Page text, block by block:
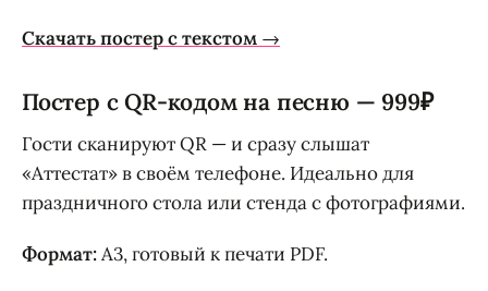
Скачать постер с текстом →
Постер с QR-кодом на песню — 999₽
Гости сканируют QR — и сразу слышат
«Аттестат» в своём телефоне. Идеально для
праздничного стола или стенда с фотографиями.
Формат:A3, готовый к печати PDF.